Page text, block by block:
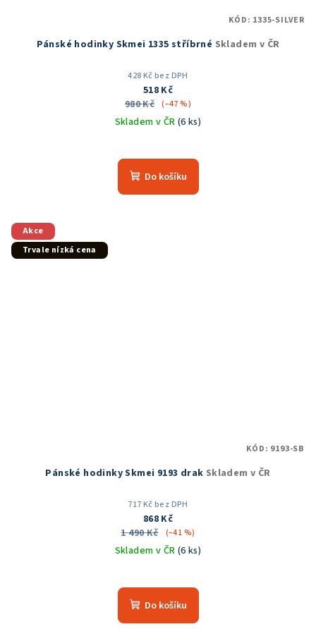
Pánské hodinky Skmei 1335 stříbrné Skladem v ČR
428 Kč bez DPH
518 Kč
980 Kč (–47 %)
Skladem v ČR (6 ks)
hodnocení
produktu
Do košíku
KÓD: 1335-SILVER
Akce
Trvale nízká cena
Pánské hodinky Skmei 9193 drak Skladem v ČR
717 Kč bez DPH
868 Kč
1 490 Kč
(–41 %)
Skladem v ČR (6 ks)
hodnocení
produktu
Do košíku
KÓD: 9193-SB